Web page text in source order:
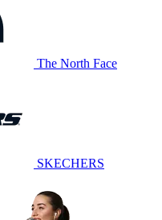
The North Face
SKECHERS